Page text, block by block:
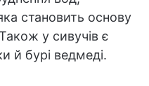
становить основу
у сивучів є
й бурі ведмеді.